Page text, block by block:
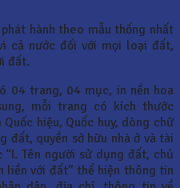
hành theo mẫu thống nhất
cả nước đối với mọi loại đất,
đất.
04 trang, 04 mục, in nền hoa
mỗi trang có kích thước
hiệu, Quốc huy, dòng chữ
đất, quyền sở hữu nhà ở và tài
Tên người sử dụng đất, chủ
liền với đất” thể hiện thông tin